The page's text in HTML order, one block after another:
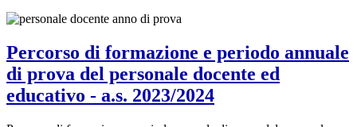
Percorso di formazione e periodo annuale
di prova del personale docente ed
educativo - a.s. 2023/2024